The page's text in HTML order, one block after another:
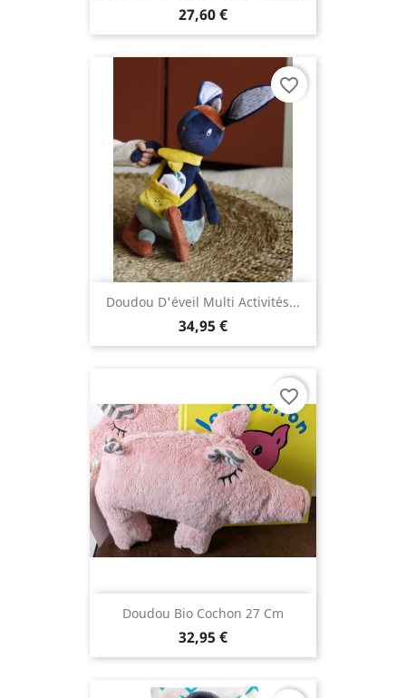
27,60 €
Doudou D'éveil Multi Activités...
34,95 €
favorite_border
Doudou Bio Cochon 27 Cm
32,95 €
favorite_border